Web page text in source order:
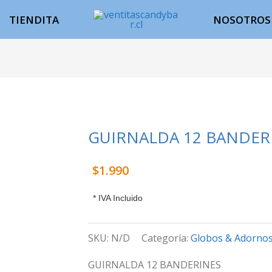
TIENDITA NOSOTROS
GUIRNALDA 12
$1.990
* IVA Incluido
SKU: N/D Categoría:Globos &
GUIRNALDA 12 BANDERINES
GUIRNALDA
BANDERINES